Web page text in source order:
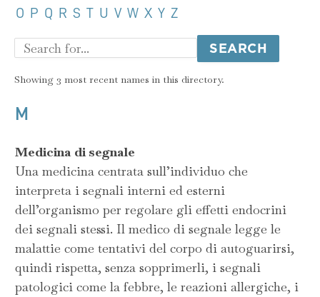
O P Q R S T U V W X Y Z
Showing 3 most recent names in this directory.
M
Medicina di segnale
Una medicina centrata sull’individuo che
interpreta i segnali interni ed esterni
dell’organismo per regolare gli effetti endocrini
dei segnali stessi. Il medico di segnale legge le
malattie come tentativi del corpo di autoguarirsi,
quindi rispetta, senza sopprimerli, i segnali
patologici come la febbre, le reazioni allergiche, i